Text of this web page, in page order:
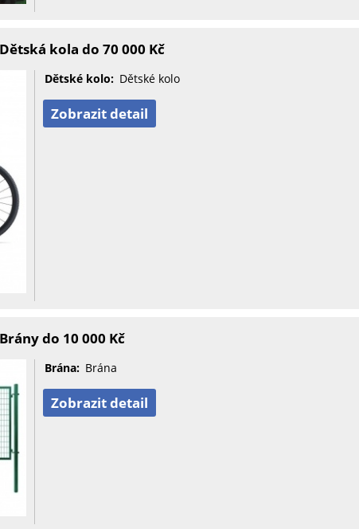
kola do 70 000 Kč
Dětské kolo: Dětské kolo
Zobrazit detail
do 10 000 Kč
Brána: Brána
Zobrazit detail